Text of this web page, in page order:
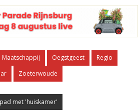
Maatschappij Oegstgeest
Regio
Zoeterwoude
met 'huiskamer'